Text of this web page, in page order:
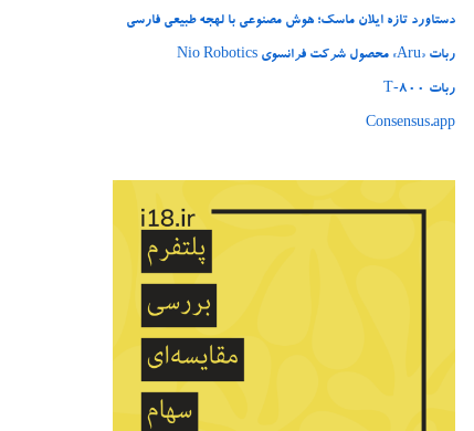
دستاورد تازه ایلان ماسک؛ هوش مصنوعی با لهجه طبیعی فارسی
ربات «Aru» محصول شرکت فرانسوی Nio Robotics
ربات T‑800
Consensus.app